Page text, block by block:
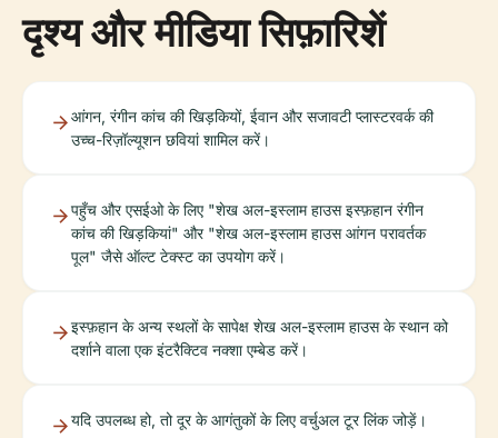
दृश्य और मीडिया सिफ़ारिशें
आंगन, रंगीन कांच की खिड़कियों, ईवान और सजावटी प्लास्टरवर्क की
उच्च-रिज़ॉल्यूशन छवियां शामिल करें।
पहुँच और एसईओ के लिए "शेख अल-इस्लाम हाउस इस्फ़हान रंगीन
कांच की खिड़कियां" और "शेख अल-इस्लाम हाउस आंगन परावर्तक
पूल" जैसे ऑल्ट टेक्स्ट का उपयोग करें।
इस्फ़हान के अन्य स्थलों के सापेक्ष शेख अल-इस्लाम हाउस के स्थान को
दर्शाने वाला एक इंटरैक्टिव नक्शा एम्बेड करें।
यदि उपलब्ध हो, तो दूर के आगंतुकों के लिए वर्चुअल टूर लिंक जोड़ें।